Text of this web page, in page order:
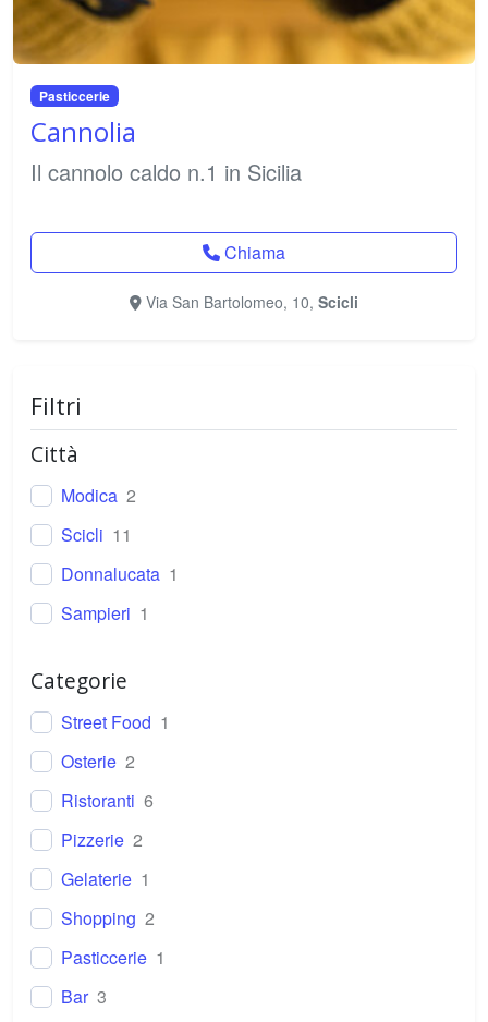
Pasticcerie
Cannolia
Il cannolo caldo n.1 in Sicilia
Chiama
Via San Bartolomeo, 10, Scicli
Filtri
Città
Modica 2
Scicli 11
Donnalucata 1
Sampieri 1
Categorie
Street Food 1
Osterie 2
Ristoranti 6
Pizzerie 2
Gelaterie 1
Shopping 2
Pasticcerie 1
Bar 3